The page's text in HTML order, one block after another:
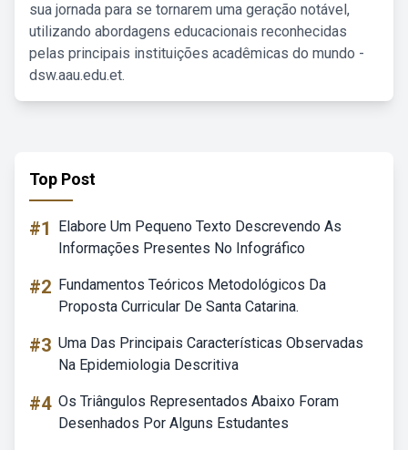
sua jornada para se tornarem uma geração notável,
utilizando abordagens educacionais reconhecidas
pelas principais instituições acadêmicas do mundo -
dsw.aau.edu.et.
Top Post
#1
Elabore Um Pequeno Texto Descrevendo As
Informações Presentes No Infográfico
#2 Fundamentos Teóricos Metodológicos Da
Proposta Curricular De Santa Catarina.
#3 Uma Das Principais Características Observadas
Na Epidemiologia Descritiva
#4 Os Triângulos Representados Abaixo Foram
Desenhados Por Alguns Estudantes